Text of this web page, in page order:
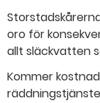
oro för
allt släckvatten
Kommer